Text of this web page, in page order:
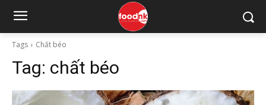
Tags Chất béo
Tag: chất béo